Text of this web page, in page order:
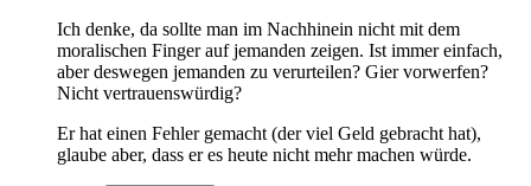
Ich denke, da sollte man im Nachhinein nicht mit dem
moralischen Finger auf jemanden zeigen. Ist immer einfach,
aber deswegen jemanden zu verurteilen? Gier vorwerfen?
Nicht vertrauenswürdig?
Er hat einen Fehler gemacht (der viel Geld gebracht hat),
glaube aber, dass er es heute nicht mehr machen würde.